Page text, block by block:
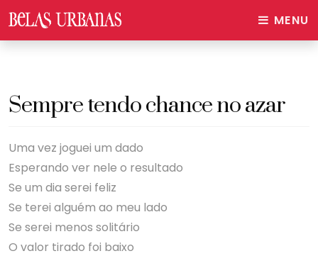
MENU
Sempre tendo chance no azar
Uma vez joguei um dado
Esperando ver nele o resultado
Se um dia serei feliz
Se terei alguém ao meu lado
Se serei menos solitário
O valor tirado foi baixo